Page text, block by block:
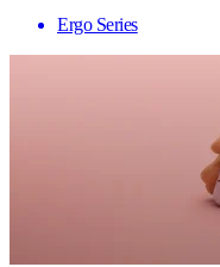
Ergo Series